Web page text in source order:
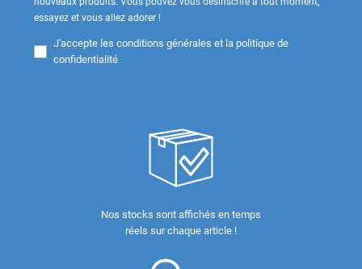
essayez et vous allez adorer !
J'accepte les conditions générales et la politique de
confidentialité
Nos stocks sont affichés en temps
réels sur chaque article !